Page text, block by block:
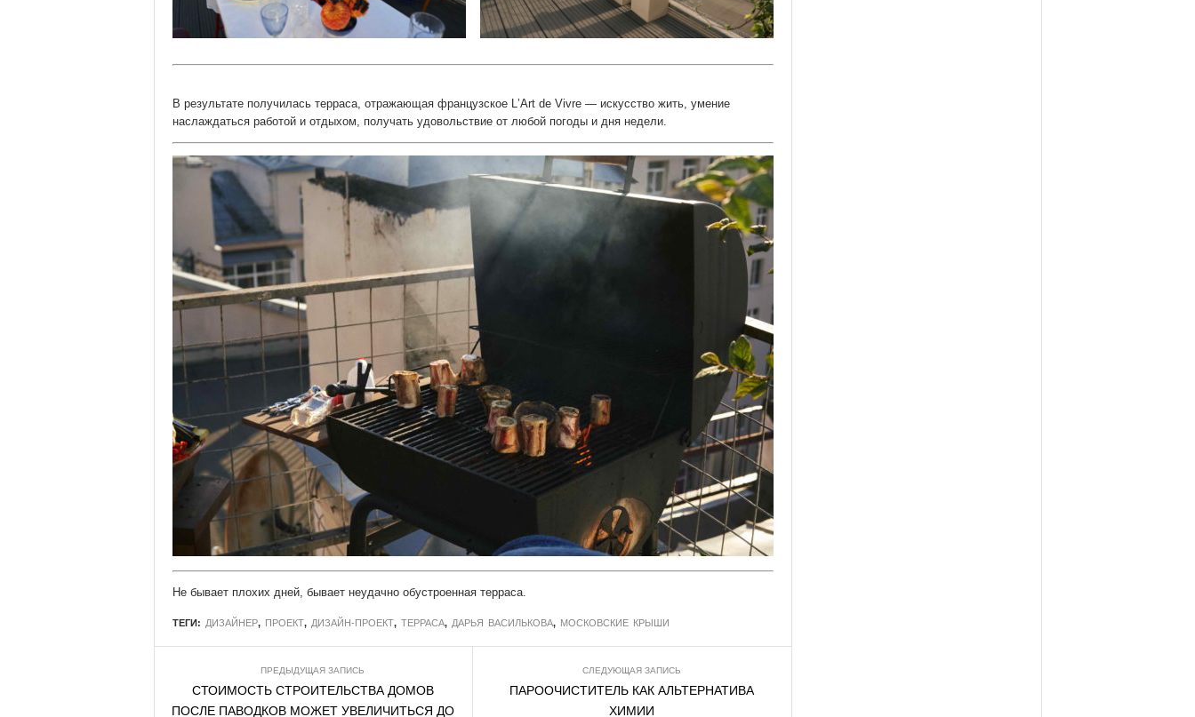
В результате получилась терраса, отражающая французское LʼArt de Vivre — искусство жить, умение
наслаждаться работой и отдыхом, получать удовольствие от любой погоды и дня недели.
Не бывает плохих дней, бывает неудачно обустроенная терраса.
ТЕГИ: ДИЗАЙНЕР, ПРОЕКТ, ДИЗАЙН-ПРОЕКТ, ТЕРРАСА, ДАРЬЯ ВАСИЛЬКОВА, МОСКОВСКИЕ КРЫШИ
ПРЕДЫДУЩАЯ ЗАПИСЬ
СТОИМОСТЬ СТРОИТЕЛЬСТВА ДОМОВ
ПОСЛЕ ПАВОДКОВ МОЖЕТ УВЕЛИЧИТЬСЯ ДО
СЛЕДУЮЩАЯ ЗАПИСЬ
ПАРООЧИСТИТЕЛЬ КАК АЛЬТЕРНАТИВА
ХИМИИ